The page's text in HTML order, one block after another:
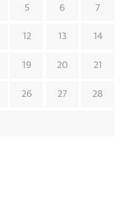
5 6 7
12 13 14
19 20 21
26 27 28